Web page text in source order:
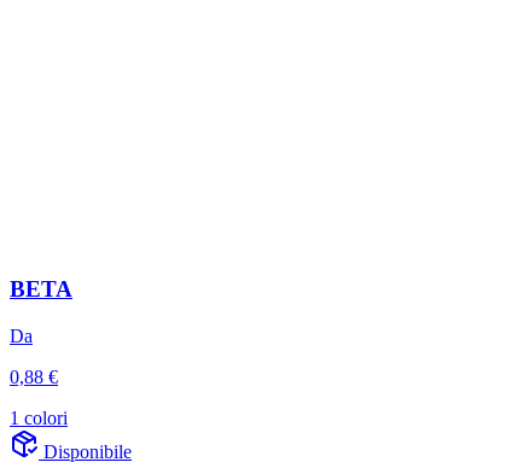
BETA
Da
0,88 €
1 colori
Disponibile